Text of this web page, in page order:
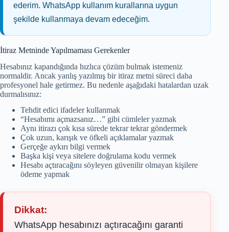
ederim. WhatsApp kullanım kurallarına uygun
şekilde kullanmaya devam edeceğim.
İtiraz Metninde Yapılmaması Gerekenler
Hesabınız kapandığında hızlıca çözüm bulmak istemeniz
normaldir. Ancak yanlış yazılmış bir itiraz metni süreci daha
profesyonel hale getirmez. Bu nedenle aşağıdaki hatalardan uzak
durmalısınız:
Tehdit edici ifadeler kullanmak
“Hesabımı açmazsanız…” gibi cümleler yazmak
Aynı itirazı çok kısa sürede tekrar tekrar göndermek
Çok uzun, karışık ve öfkeli açıklamalar yazmak
Gerçeğe aykırı bilgi vermek
Başka kişi veya sitelere doğrulama kodu vermek
Hesabı açtıracağını söyleyen güvenilir olmayan kişilere
ödeme yapmak
Dikkat:
WhatsApp hesabınızı açtıracağını garanti